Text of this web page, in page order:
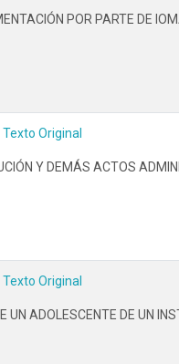
POR PARTE DE
Texto Original
Y DEMÁS ACTOS
Texto Original
ADOLESCENTE DE UN